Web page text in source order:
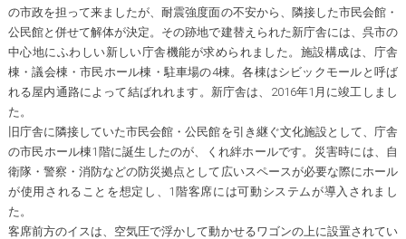
の市政を担って来ましたが、耐震強度面の不安から、隣接した市民会館・
公民館と併せて解体が決定。その跡地で建替えられた新庁舎には、呉市の
中心地にふわしい新しい庁舎機能が求められました。施設構成は、庁舎
棟・議会棟・市民ホール棟・駐車場の4棟。各棟はシビックモールと呼ば
れる屋内通路によって結ばれれます。新庁舎は、2016年1月に竣工しまし
た。
旧庁舎に隣接していた市民会館・公民館を引き継ぐ文化施設として、庁舎
の市民ホール棟1階に誕生したのが、くれ絆ホールです。災害時には、自
衛隊・警察・消防などの防災拠点として広いスペースが必要な際にホール
が使用されることを想定し、1階客席には可動システムが導入されまし
た。
客席前方のイスは、空気圧で浮かして動かせるワゴンの上に設置されてい